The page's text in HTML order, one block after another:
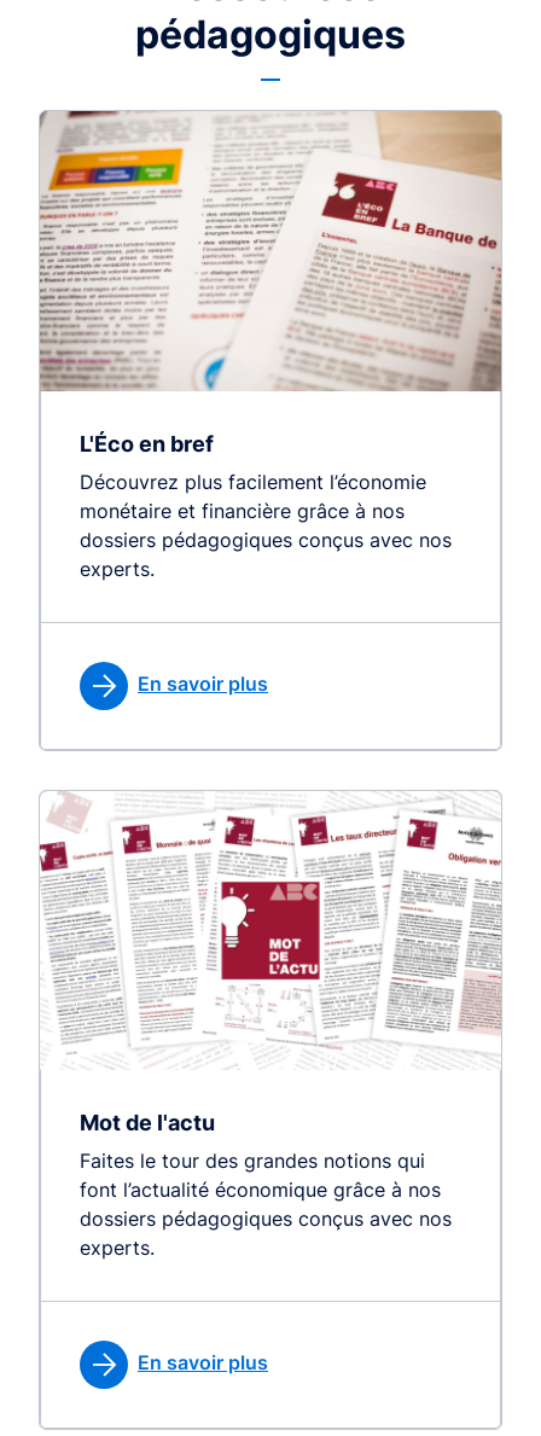
pédagogiques
L'Éco en bref
Découvrez plus facilement l’économie
monétaire et financière grâce à nos
dossiers pédagogiques conçus avec nos
experts.
En savoir plus
Mot de l'actu
Faites le tour des grandes notions qui
font l’actualité économique grâce à nos
dossiers pédagogiques conçus avec nos
experts.
En savoir plus